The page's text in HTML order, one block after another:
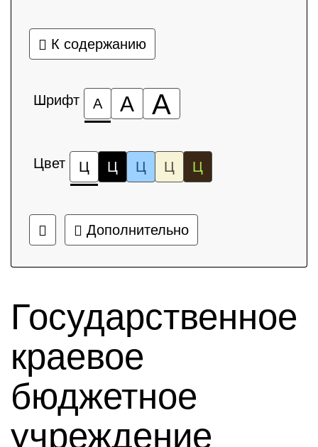
К содержанию
Шрифт А А А
Цвет Ц Ц Ц Ц Ц
Дополнительно
Государственное
краевое
бюджетное
учреждение